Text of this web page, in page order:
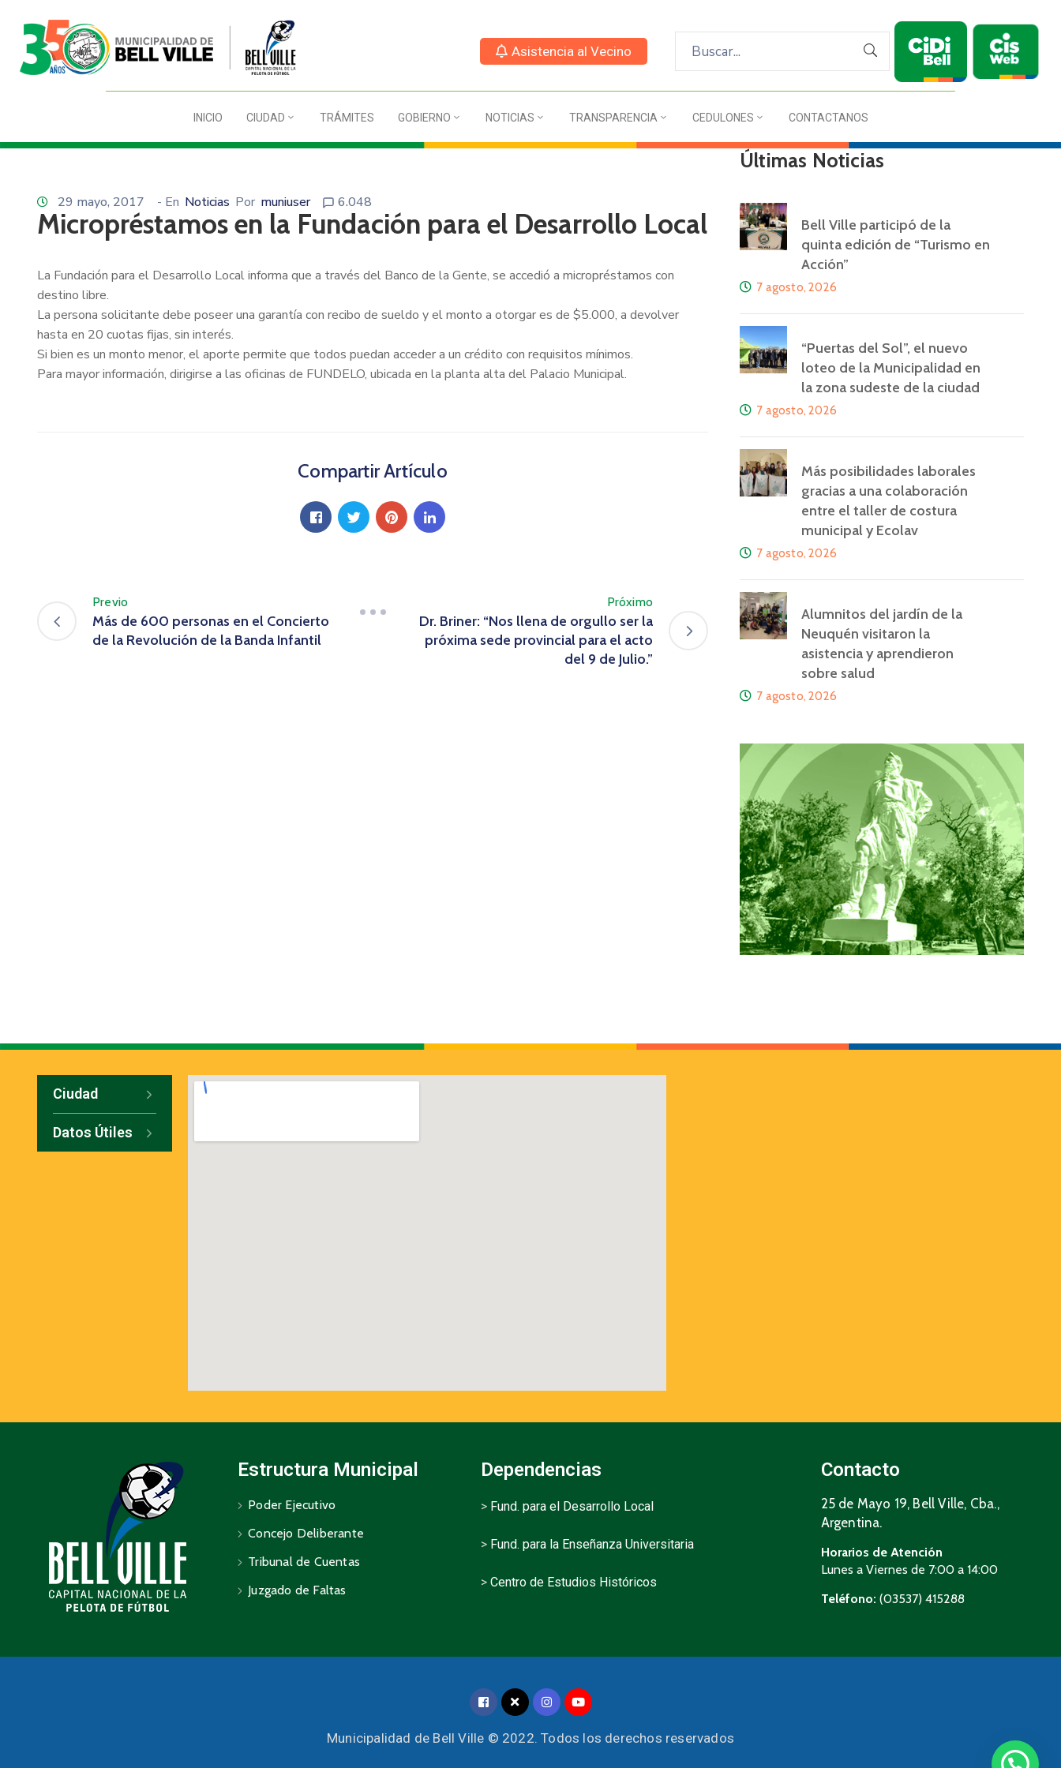
Asistencia al Vecino
INICIO CIUDAD TRÁMITES GOBIERNO NOTICIAS TRANSPARENCIA CEDULONES CONTACTANOS
29 mayo, 2017 - En Noticias Por muniuser 6.048
Micropréstamos en la Fundación para el Desarrollo Local
La Fundación para el Desarrollo Local informa que a través del Banco de la Gente, se accedió a micropréstamos con
destino libre.
La persona solicitante debe poseer una garantía con recibo de sueldo y el monto a otorgar es de $5.000, a devolver
hasta en 20 cuotas fijas, sin interés.
Si bien es un monto menor, el aporte permite que todos puedan acceder a un crédito con requisitos mínimos.
Para mayor información, dirigirse a las oficinas de FUNDELO, ubicada en la planta alta del Palacio Municipal.
Compartir Artículo
Previo
Más de 600 personas en el Concierto
de la Revolución de la Banda Infantil
Próximo
Dr. Briner: “Nos llena de orgullo ser la
próxima sede provincial para el acto
del 9 de Julio.”
Últimas Noticias
Bell Ville participó de la
quinta edición de “Turismo en
Acción”
7 agosto, 2026
“Puertas del Sol”, el nuevo
loteo de la Municipalidad en
la zona sudeste de la ciudad
7 agosto, 2026
Más posibilidades laborales
gracias a una colaboración
entre el taller de costura
municipal y Ecolav
7 agosto, 2026
Alumnitos del jardín de la
Neuquén visitaron la
asistencia y aprendieron
sobre salud
7 agosto, 2026
Ciudad
Datos Útiles
Estructura Municipal
Poder Ejecutivo
Concejo Deliberante
Tribunal de Cuentas
Juzgado de Faltas
Dependencias
> Fund. para el Desarrollo Local
> Fund. para la Enseñanza Universitaria
> Centro de Estudios Históricos
Contacto
25 de Mayo 19, Bell Ville, Cba.,
Argentina.
Horarios de Atención
Lunes a Viernes de 7:00 a 14:00
Teléfono: (03537) 415288
Municipalidad de Bell Ville © 2022. Todos los derechos reservados